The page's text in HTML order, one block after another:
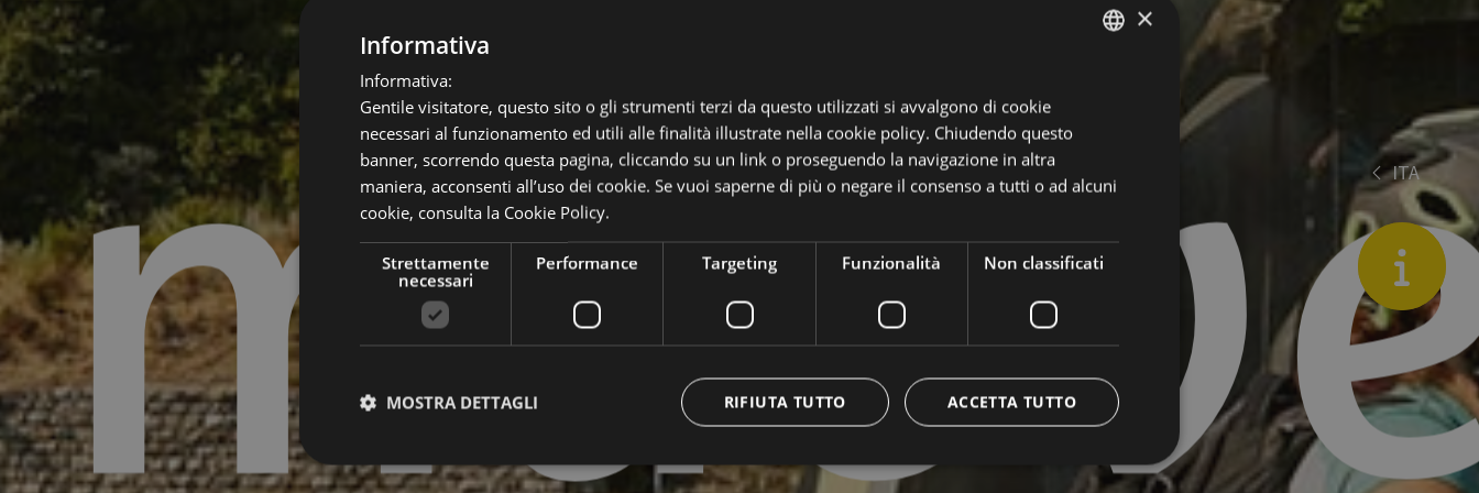
ITA
Blog
×
Informativa
Informativa:
Gentile visitatore, questo sito o gli strumenti terzi da questo utilizzati si avvalgono di cookie
necessari al funzionamento ed utili alle finalità illustrate nella cookie policy. Chiudendo questo
banner, scorrendo questa pagina, cliccando su un link o proseguendo la navigazione in altra
maniera, acconsenti all’uso dei cookie. Se vuoi saperne di più o negare il consenso a tutti o ad alcuni
cookie, consulta la Cookie Policy.
Strettamente
necessari
Performance Targeting Funzionalità Non classificati
ACCETTA TUTTO
RIFIUTA TUTTO
MOSTRA DETTAGLI